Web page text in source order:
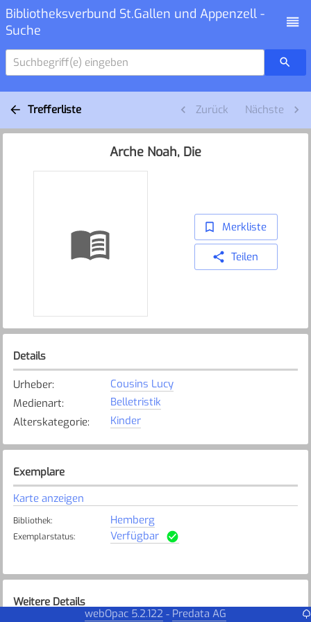
Bibliotheksverbund St.Gallen und Appenzell -
Suche
Suchbegriff(e) eingeben
Trefferliste Zurück Nächste
Arche Noah, Die
Merkliste
Teilen
Details
Urheber:
Cousins Lucy
Medienart:
Belletristik
Alterskategorie: Kinder
Exemplare
Karte anzeigen
Bibliothek: Hemberg
Exemplarstatus: Verfügbar
Weitere Details
webOpac 5.2.122 - Predata AG